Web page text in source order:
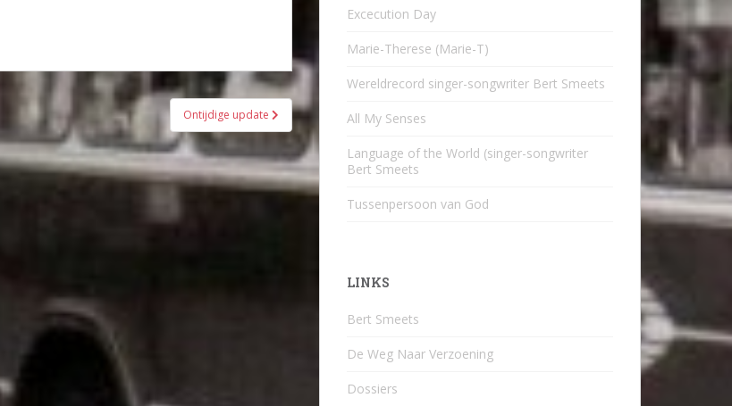
Ontijdige update
Excecution Day
Marie-Therese (Marie-T)
Wereldrecord singer-songwriter Bert Smeets
All My Senses
Language of the World (singer-songwriter
Bert Smeets
Tussenpersoon van God
LINKS
Bert Smeets
De Weg Naar Verzoening
Dossiers